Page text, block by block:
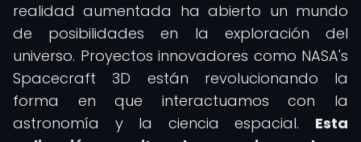
realidad aumentada ha abierto un mundo
de posibilidades en la exploración del
universo. Proyectos innovadores como NASA's
Spacecraft 3D están revolucionando la
forma en que interactuamos con la
astronomía y la ciencia espacial. Esta